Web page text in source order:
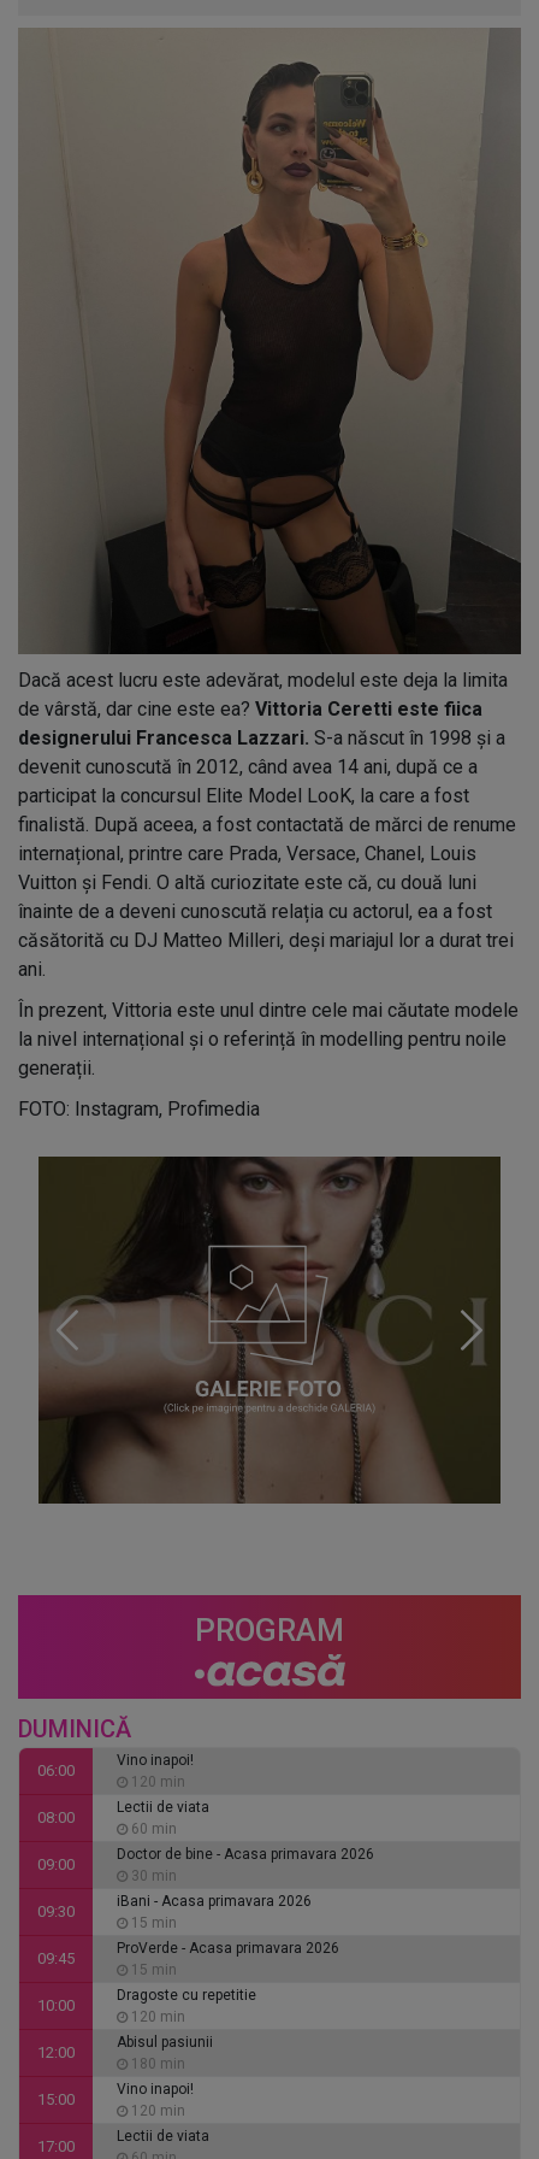
Dacă acest lucru este adevărat, modelul este deja la limita
de vârstă, dar cine este ea? Vittoria Ceretti este fiica
designerului Francesca Lazzari. S-a născut în 1998 și a
devenit cunoscută în 2012, când avea 14 ani, după ce a
participat la concursul Elite Model LooK, la care a fost
finalistă. După aceea, a fost contactată de mărci de renume
internațional, printre care Prada, Versace, Chanel, Louis
Vuitton și Fendi. O altă curiozitate este că, cu două luni
înainte de a deveni cunoscută relația cu actorul, ea a fost
căsătorită cu DJ Matteo Milleri, deși mariajul lor a durat trei
ani.
În prezent, Vittoria este unul dintre cele mai căutate modele
la nivel internațional și o referință în modelling pentru noile
generații.
FOTO: Instagram, Profimedia
PROGRAM
DUMINICĂ
06:00
Vino inapoi!
120 min
08:00
Lectii de viata
60 min
09:00
Doctor de bine - Acasa primavara 2026
30 min
09:30
iBani - Acasa primavara 2026
15 min
09:45
ProVerde - Acasa primavara 2026
15 min
10:00
Dragoste cu repetitie
120 min
12:00
Abisul pasiunii
180 min
15:00
Vino inapoi!
120 min
17:00
Lectii de viata